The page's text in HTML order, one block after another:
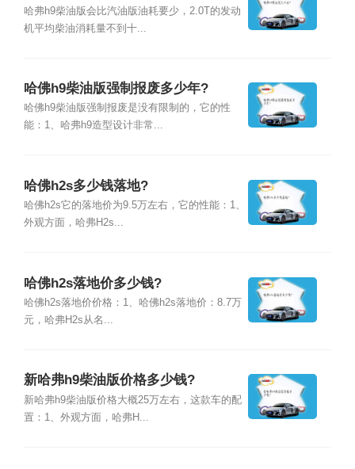
哈弗h9柴油版会比汽油版油耗要少，2.0T的发动
机平均柴油消耗量不到十...
哈佛h9柴油版强制报废多少年?
哈佛h9柴油版强制报废是没有限制的，它的性
能：1、哈弗h9造型设计非常...
哈佛h2s多少钱落地?
哈佛h2s它的落地价为9.5万左右，它的性能：1、
外观方面，哈弗H2s...
哈佛h2s落地价多少钱?
哈佛h2s落地价价格：1、哈佛h2s落地价：8.7万
元，哈弗H2s从名...
新哈弗h9柴油版价格多少钱?
新哈弗h9柴油版价格大概25万左右，这款车的配
置：1、外观方面，哈弗H...